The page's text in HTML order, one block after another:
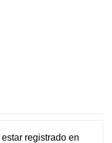
estar registradoen